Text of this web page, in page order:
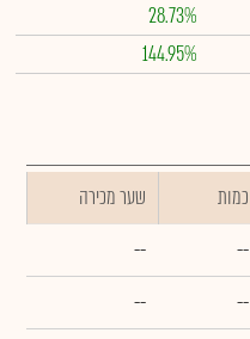
28.73%
144.95%
כמות
שער מכירה
--
--
--
--